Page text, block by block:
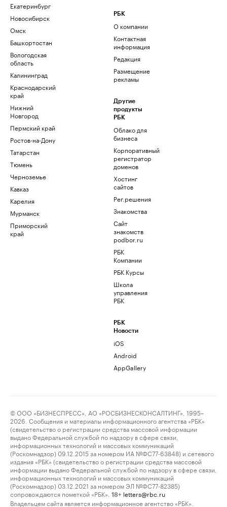
Екатеринбург
Новосибирск
Омск
Башкортостан
Вологодская
область
Калининград
Краснодарский
край
Нижний
Новгород
Пермский край
Ростов-на-Дону
Татарстан
Тюмень
Черноземье
Кавказ
Карелия
Мурманск
Приморский
край
РБК
О компании
Контактная
информация
Редакция
Размещение
рекламы
Другие
продукты
РБК
Облако для
бизнеса
Корпоративный
регистратор
доменов
Хостинг
сайтов
Рег.решения
Знакомства
Сайт
знакомств
podbor.ru
РБК
Компании
РБК Курсы
Школа
управления
РБК
РБК
Новости
iOS
Android
AppGallery
© ООО «БИЗНЕСПРЕСС», АО «РОСБИЗНЕСКОНСАЛТИНГ», 1995–
2026. Сообщения и материалы информационного агентства «РБК»
(свидетельство о регистрации средства массовой информации
выдано Федеральной службой по надзору в сфере связи,
информационных технологий и массовых коммуникаций
(Роскомнадзор) 09.12.2015 за номером ИА №ФС77-63848) и сетевого
издания «РБК» (свидетельство о регистрации средства массовой
информации выдано Федеральной службой по надзору в сфере связи,
информационных технологий и массовых коммуникаций
(Роскомнадзор) 03.12.2021 за номером ЭЛ №ФС77-82385)
сопровождаются пометкой «РБК».
18+ letters@rbc.ru
Владельцем сайта является информационное агентство «РБК».